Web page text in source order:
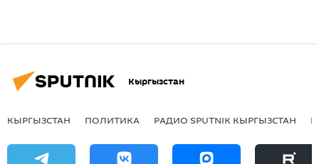
Кыргызстан
КЫРГЫЗСТАН ПОЛИТИКА РАДИО SPUTNIK КЫРГЫЗСТАН